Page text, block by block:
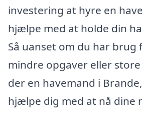
investering at hyre en
hjælpe med at holde din
Så uanset om du har
mindre opgaver eller
der en havemand i
hjælpe dig med at nå dine